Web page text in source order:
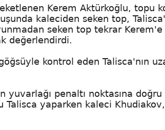
Kerem Aktürkoğlu, topu
kaleciden seken top,
seken top tekrar
değerlendirdi.
kontrol eden Talisca'nın
yuvarlağı penaltı noktasına doğru
Talisca yaparken kaleci